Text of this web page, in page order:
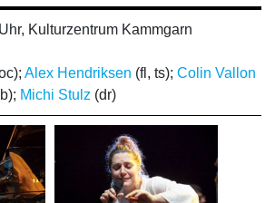
Kulturzentrum Kammgarn
Alex Hendriksen (fl, ts); Colin Vallon
Michi Stulz (dr)